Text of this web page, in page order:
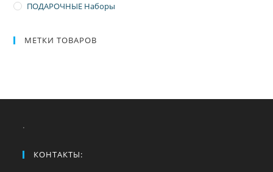
ПОДАРОЧНЫЕ Наборы
МЕТКИ ТОВАРОВ
.
КОНТАКТЫ: